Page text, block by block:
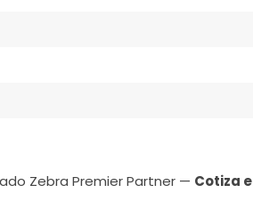
Zebra Premier Partner — Cotiza